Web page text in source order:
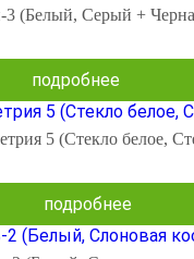
(Белый, Серый +
подробнее
5 (Стекло белое,
подробнее